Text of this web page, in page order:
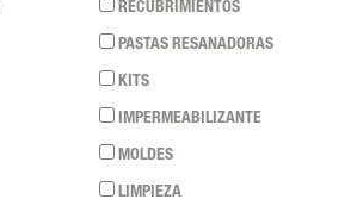
RECUBRIMIENTOS
PASTAS RESANADORAS
KITS
IMPERMEABILIZANTE
MOLDES
LIMPIEZA